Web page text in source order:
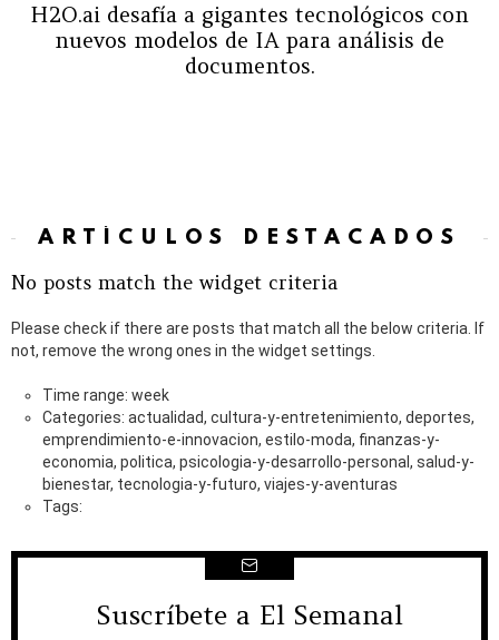
H2O.ai desafía a gigantes tecnológicos con
nuevos modelos de IA para análisis de
documentos.
ARTÍCULOS DESTACADOS
No posts match the widget criteria
Please check if there are posts that match all the below criteria. If
not, remove the wrong ones in the widget settings.
Time range: week
Categories: actualidad, cultura-y-entretenimiento, deportes,
emprendimiento-e-innovacion, estilo-moda, finanzas-y-
economia, politica, psicologia-y-desarrollo-personal, salud-y-
bienestar, tecnologia-y-futuro, viajes-y-aventuras
Tags:
NEWSLETTER
Suscríbete a El Semanal